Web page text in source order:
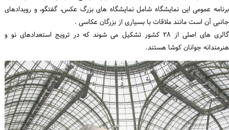
برنامه عمومی این نمایشگاه شامل نمایشگاه های بزرگ عکس، گفتگو، و رویدادهای
جانبی آن است مانند ملاقات با بسیاری از بزرگان عکاسی .
گالری های اصلی از ۲۸ کشور تشکیل می شوند که در ترویج استعدادهای نو و
هنرمندانه جوانان کوشا هستند.